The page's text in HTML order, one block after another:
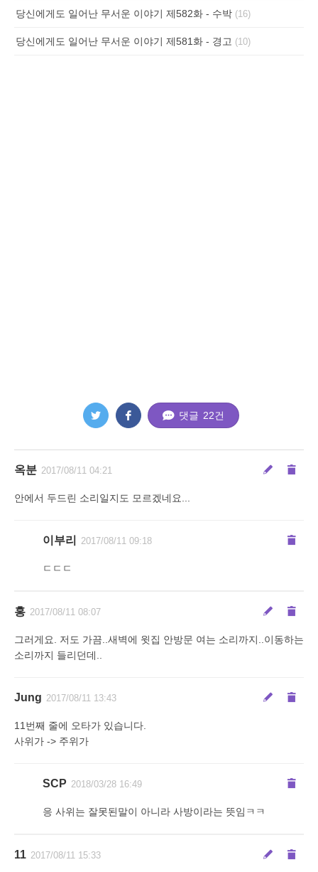
당신에게도 일어난 무서운 이야기 제582화 - 수박 (16)
당신에게도 일어난 무서운 이야기 제581화 - 경고 (10)
댓글 22건
옥분 2017/08/11 04:21
안에서 두드린 소리일지도 모르겠네요...
이부리 2017/08/11 09:18
ㄷㄷㄷ
홍 2017/08/11 08:07
그러게요. 저도 가끔..새벽에 윗집 안방문 여는 소리까지..이동하는
소리까지 들리던데..
Jung 2017/08/11 13:43
11번째 줄에 오타가 있습니다.
사위가 -> 주위가
SCP 2018/03/28 16:49
응 사위는 잘못된말이 아니라 사방이라는 뜻임ㅋㅋ
11 2017/08/11 15:33